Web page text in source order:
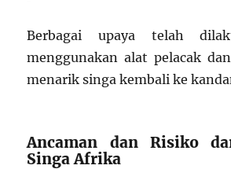
Berbagai upaya telah
menggunakan alat pelacak
menarik singa kembali ke
Ancaman dan Risiko
Singa Afrika